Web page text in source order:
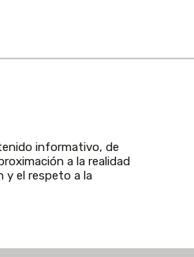
informativo, de
a la realidad
y el respeto a la